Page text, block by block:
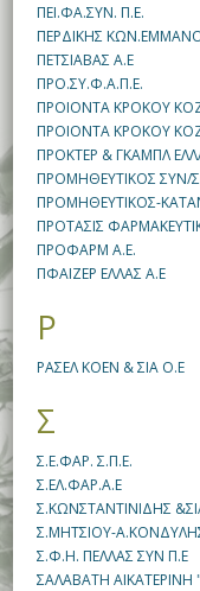
ΠΕΙ.ΦΑ.ΣΥΝ. Π.Ε.
ΠΕΡΔΙΚΗΣ
ΠΕΤΣΙΑΒΑΣ Α.Ε
ΠΡΟ.ΣΥ.Φ.Α.Π.Ε.
ΠΡΟΙΟΝΤΑ ΚΡΟΚΟΥ
ΠΡΟΙΟΝΤΑ ΚΡΟΚΟΥ
ΠΡΟΚΤΕΡ & ΓΚΑΜΠΛ
ΠΡΟΜΗΘΕΥΤΙΚΟΣ
ΠΡΟΜΗΘΕΥΤΙΚΟΣ-
ΠΡΟΤΑΣΙΣ
ΠΡΟΦΑΡΜ Α.Ε.
ΠΦΑΙΖΕΡ ΕΛΛΑΣ Α.Ε
Ρ
ΡΑΣΕΛ ΚΟΕΝ & ΣΙΑ Ο.Ε
Σ
Σ.Ε.ΦΑΡ. Σ.Π.Ε.
Σ.ΕΛ.ΦΑΡ.Α.Ε
Σ.ΚΩΝΣΤΑΝΤΙΝΙΔΗΣ
Σ.ΜΗΤΣΙΟΥ-
Σ.Φ.Η. ΠΕΛΛΑΣ ΣΥΝ Π.Ε
ΣΑΛΑΒΑΤΗ ΑΙΚΑΤΕΡΙΝΗ